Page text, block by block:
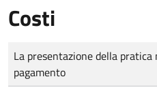
Costi
Tipo di pagamento
Importo
La presentazione della pratica
pagamento